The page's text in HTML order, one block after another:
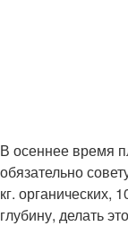
В осеннее время
обязательно
кг. органических,
глубину, делать